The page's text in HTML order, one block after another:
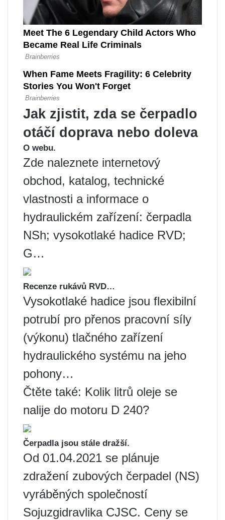
Jak zjistit, zda se čerpadlo
otáčí doprava nebo doleva
O webu.
Zde naleznete internetový
obchod, katalog, technické
vlastnosti a informace o
hydraulickém zařízení: čerpadla
NSh; vysokotlaké hadice RVD;
G…
Recenze rukávů RVD…
Vysokotlaké hadice jsou flexibilní
potrubí pro přenos pracovní síly
(výkonu) tlačného zařízení
hydraulického systému na jeho
pohony…
Čtěte také: Kolik litrů oleje se
nalije do motoru D 240?
Čerpadla jsou stále dražší.
Od 01.04.2021 se plánuje
zdražení zubových čerpadel (NS)
vyráběných společností
Sojuzgidravlika CJSC. Ceny se